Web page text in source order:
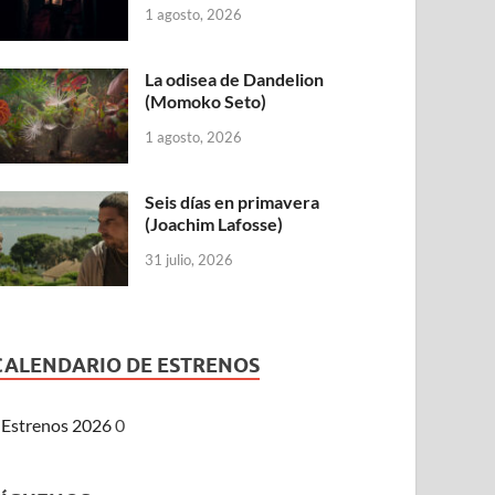
1 agosto, 2026
La odisea de Dandelion
(Momoko Seto)
1 agosto, 2026
Seis días en primavera
(Joachim Lafosse)
31 julio, 2026
DE ESTRENOS
Estrenos 20260